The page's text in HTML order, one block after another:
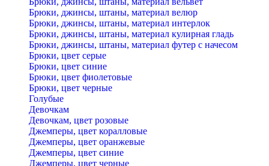
Брюки, джинсы, штаны, материал велюр
Брюки, джинсы, штаны, материал интерлок
Брюки, джинсы, штаны, материал кулирная гладь
Брюки, джинсы, штаны, материал футер с начесом
Брюки, цвет серые
Брюки, цвет синие
Брюки, цвет фиолетовые
Брюки, цвет черные
Голубые
Девочкам
Девочкам, цвет розовые
Джемперы, цвет коралловые
Джемперы, цвет оранжевые
Джемперы, цвет синие
Джемперы, цвет черные